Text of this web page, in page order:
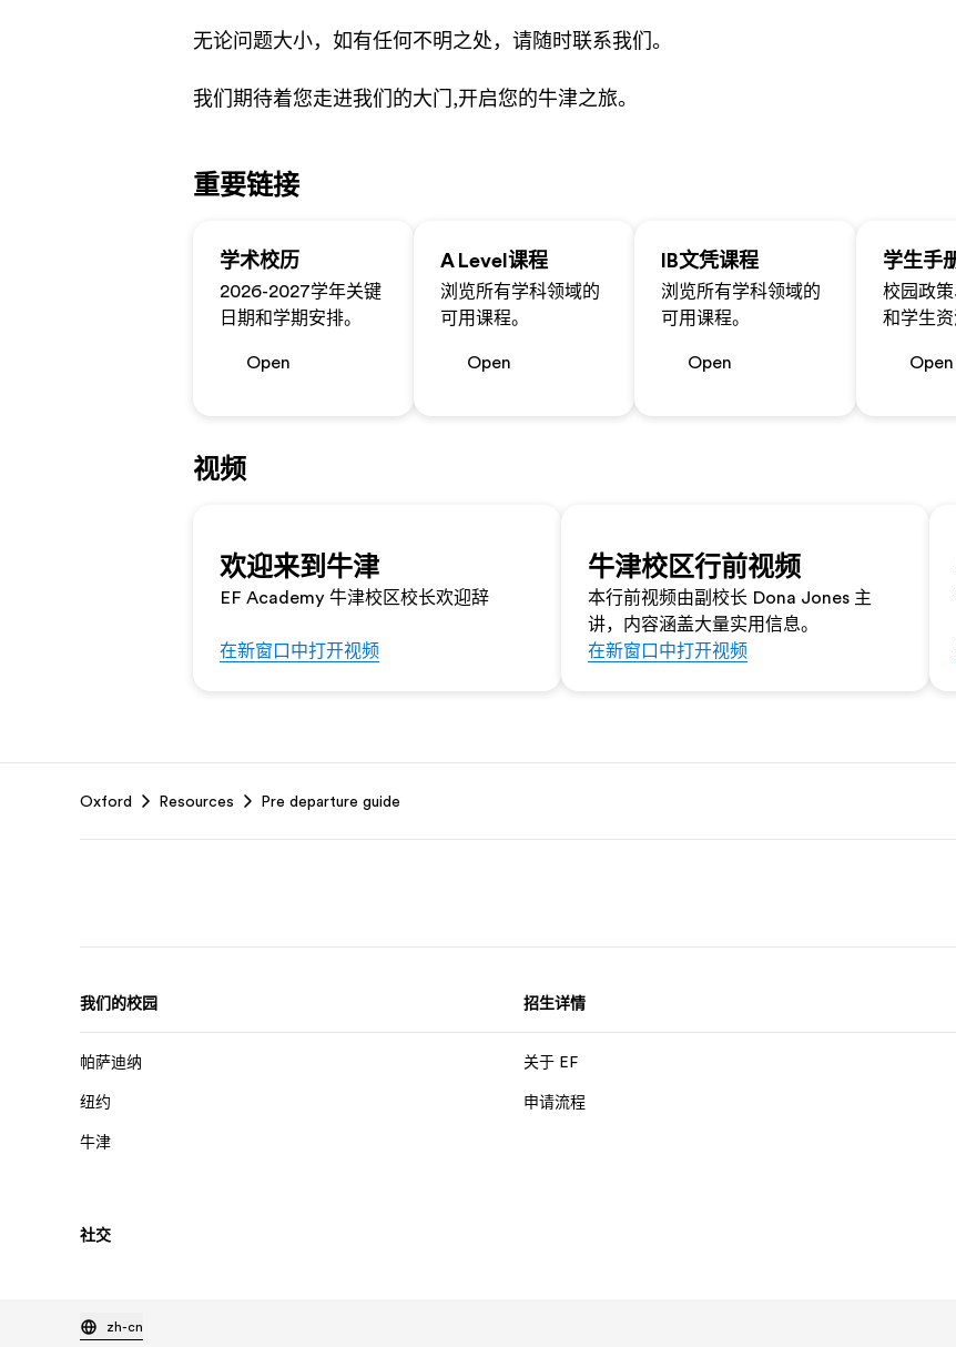
无论问题大小，如有任何不明之处，请随时联系我们。
我们期待着您走进我们的大门,开启您的牛津之旅。
重要链接
学术校历
2026-2027学年关键
日期和学期安排。
Open
A Level课程
浏览所有学科领域的
可用课程。
Open
IB文凭课程
浏览所有学科领域的
可用课程。
Open
学生手
校园政
和学生资
Open
视频
欢迎来到牛津
EF Academy 牛津校区校长欢迎辞
在新窗口中打开视频
牛津校区行前视频
本行前视频由副校长 Dona Jones 主
讲，内容涵盖大量实用信息。
在新窗口中打开视频
Oxford Resources Pre departure guide
我们的校园
帕萨迪纳
纽约
牛津
招生详情
关于 EF
申请流程
社交
zh-cn